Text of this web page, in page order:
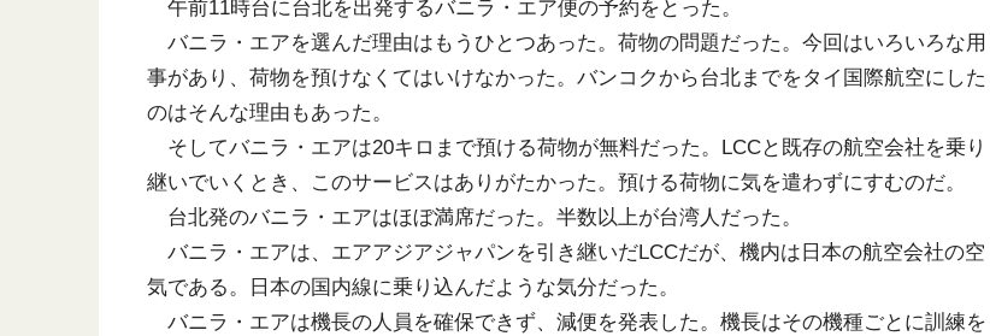
午前11時台に台北を出発するバニラ・エア便の予約をとった。
バニラ・エアを選んだ理由はもうひとつあった。荷物の問題だった。今回はいろいろな用
事があり、荷物を預けなくてはいけなかった。バンコクから台北までをタイ国際航空にした
のはそんな理由もあった。
そしてバニラ・エアは20キロまで預ける荷物が無料だった。LCCと既存の航空会社を乗り
継いでいくとき、このサービスはありがたかった。預ける荷物に気を遣わずにすむのだ。
台北発のバニラ・エアはほぼ満席だった。半数以上が台湾人だった。
バニラ・エアは、エアアジアジャパンを引き継いだLCCだが、機内は日本の航空会社の空
気である。日本の国内線に乗り込んだような気分だった。
バニラ・エアは機長の人員を確保できず、減便を発表した。機長はその機種ごとに訓練を